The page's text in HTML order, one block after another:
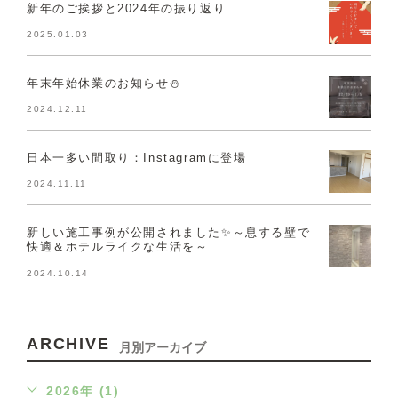
新年のご挨拶と2024年の振り返り
2025.01.03
年末年始休業のお知らせ⛄
2024.12.11
日本一多い間取り：Instagramに登場
2024.11.11
新しい施工事例が公開されました✨～息する壁で
快適＆ホテルライクな生活を～
2024.10.14
ARCHIVE 月別アーカイブ
2026年 (1)